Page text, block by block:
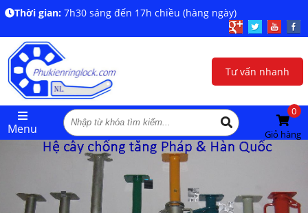
Thời gian: 7h30 sáng đến 17h chiều (hàng ngày)
Tư vấn nhanh
Menu
0
Giỏ hàng